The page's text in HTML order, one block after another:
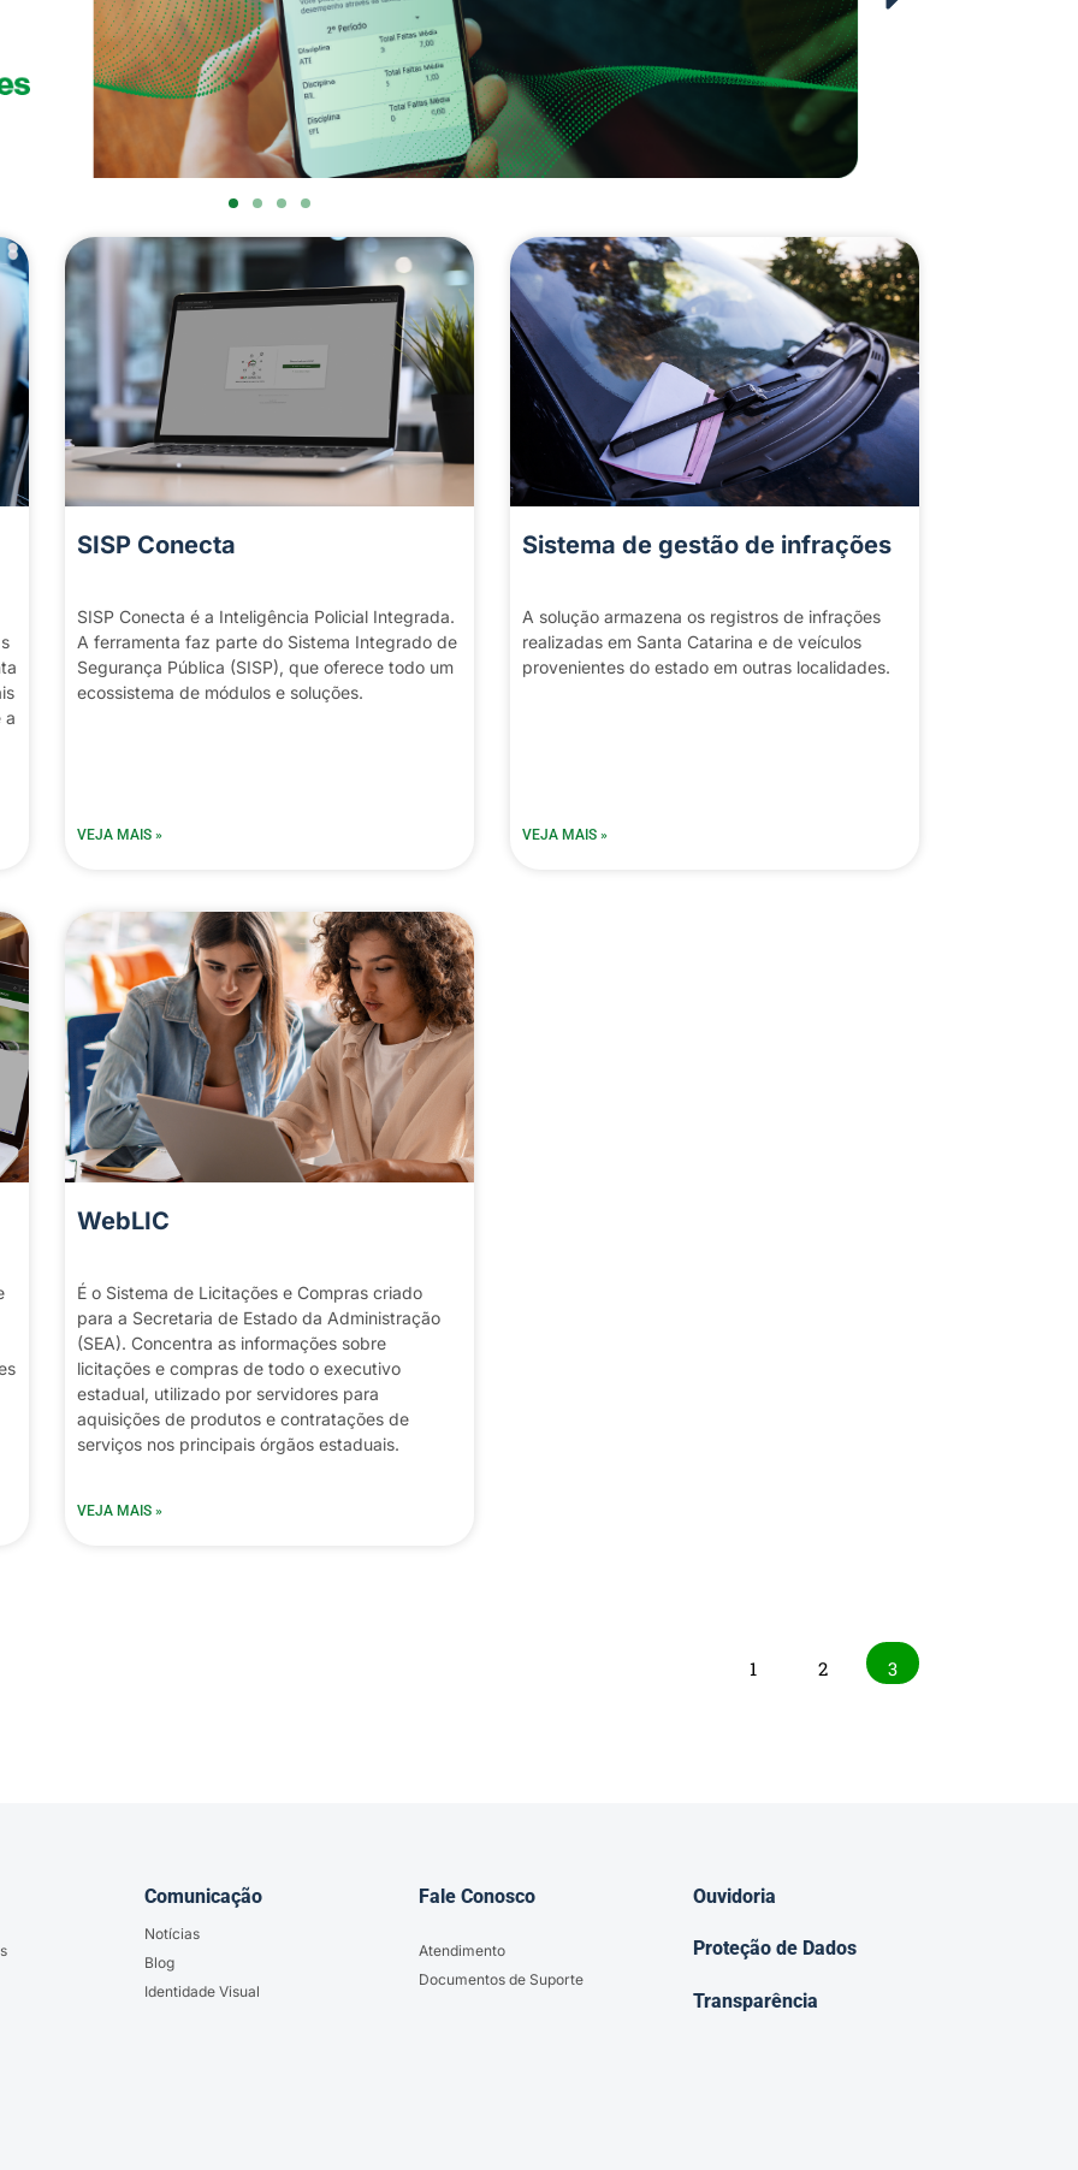
a
SISP Conecta
SISP Conecta é a Inteligência Policial Integrada.
A ferramenta faz parte do Sistema Integrado de
Segurança Pública (SISP), que oferece todo um
ecossistema de módulos e soluções.
VEJA MAIS »
Sistema de gestão de infrações
A solução armazena os registros de infrações
realizadas em Santa Catarina e de veículos
provenientes do estado em outras localidades.
VEJA MAIS »
WebLIC
É o Sistema de Licitações e Compras criado
para a Secretaria de Estado da Administração
(SEA). Concentra as informações sobre
licitações e compras de todo o executivo
estadual, utilizado por servidores para
aquisições de produtos e contratações de
serviços nos principais órgãos estaduais.
VEJA MAIS »
1 2 3
Comunicação
Notícias
Blog
Identidade Visual
Fale Conosco
Atendimento
Documentos de Suporte
Ouvidoria
Proteção de Dados
Transparência